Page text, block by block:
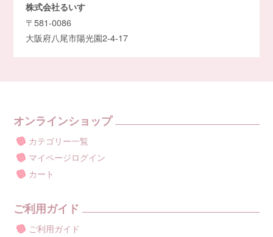
株式会社るいす
〒581-0086
大阪府八尾市陽光園2-4-17
オンラインショップ
カテゴリー一覧
マイページログイン
カート
ご利用ガイド
ご利用ガイド